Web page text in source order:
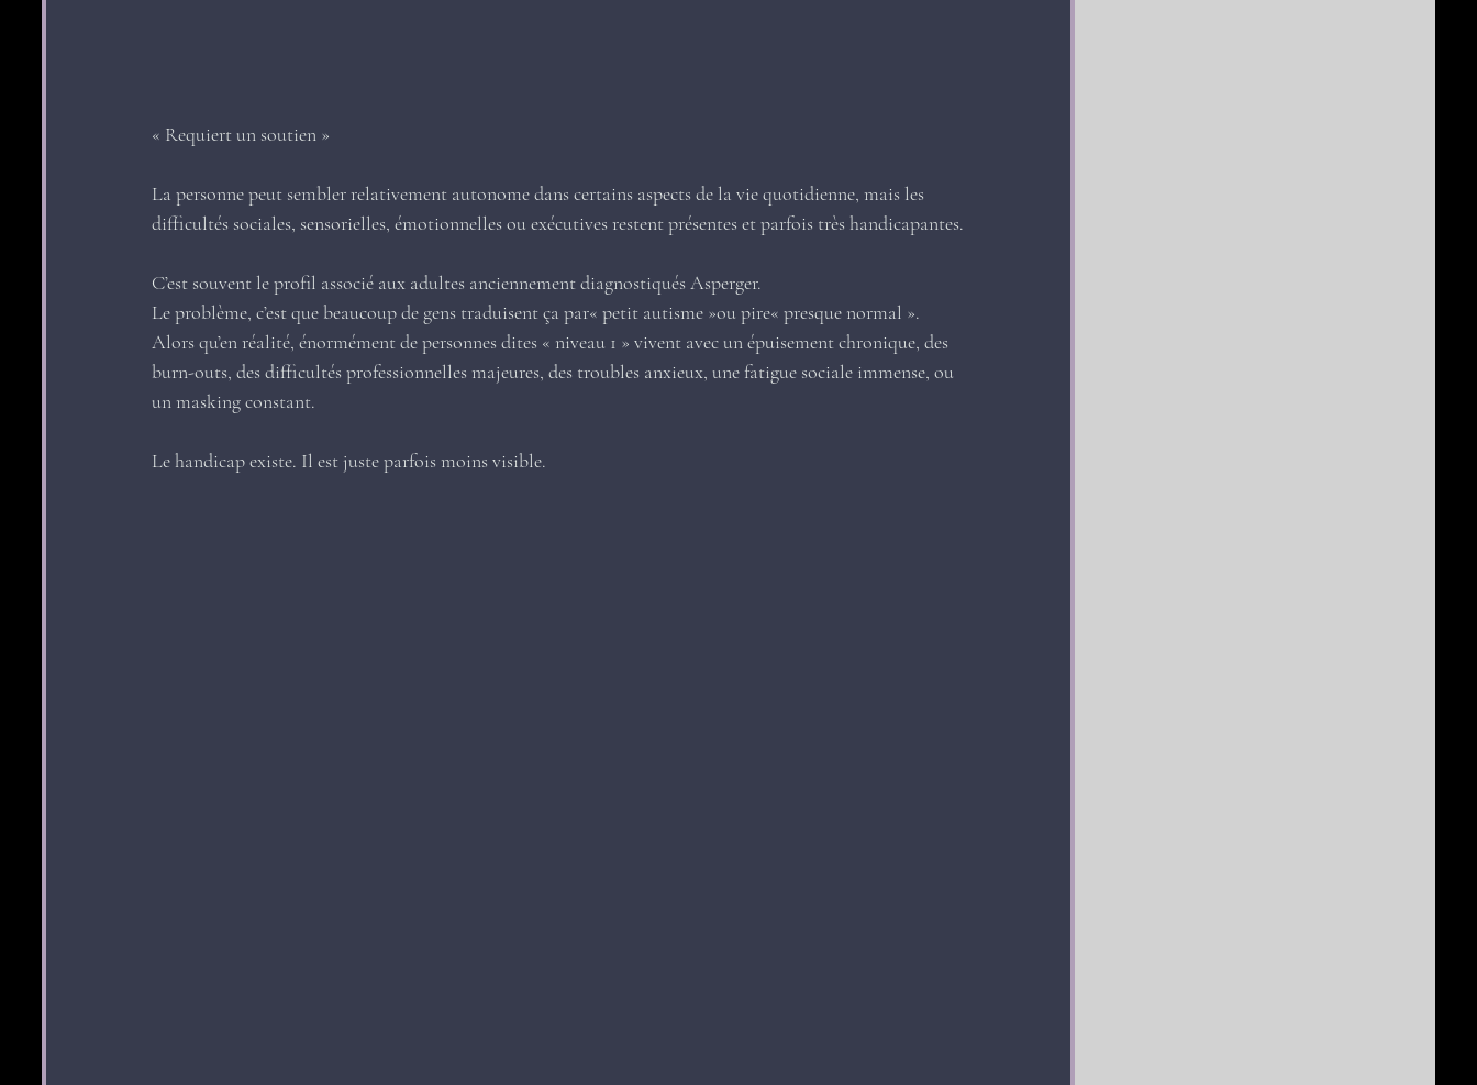
« Requiert un soutien »
La personne peut sembler relativement autonome dans certains aspects de la vie quotidienne, mais les
difficultés sociales, sensorielles, émotionnelles ou exécutives restent présentes et parfois très handicapantes.
C’est souvent le profil associé aux adultes anciennement diagnostiqués Asperger.
Le problème, c’est que beaucoup de gens traduisent ça par« petit autisme »ou pire« presque normal ».
Alors qu’en réalité, énormément de personnes dites « niveau 1 » vivent avec un épuisement chronique, des
burn-outs, des difficultés professionnelles majeures, des troubles anxieux, une fatigue sociale immense, ou
un masking constant.
Le handicap existe. Il est juste parfois moins visible.